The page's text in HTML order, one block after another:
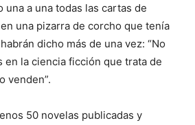
a una todas las cartas de
una pizarra de corcho que tenía
dicho más de una vez: “No
en la ciencia ficción que trata de
venden”.
50 novelas publicadas y